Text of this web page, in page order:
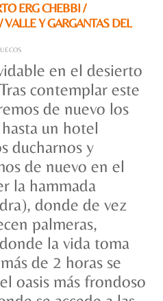
ERG CHEBBI /
Y GARGANTAS DEL
en el desierto
contemplar este
de nuevo los
un hotel
ducharnos y
de nuevo en el
la hammada
donde de vez
palmeras,
la vida toma
de 2 horas se
oasis más frondoso